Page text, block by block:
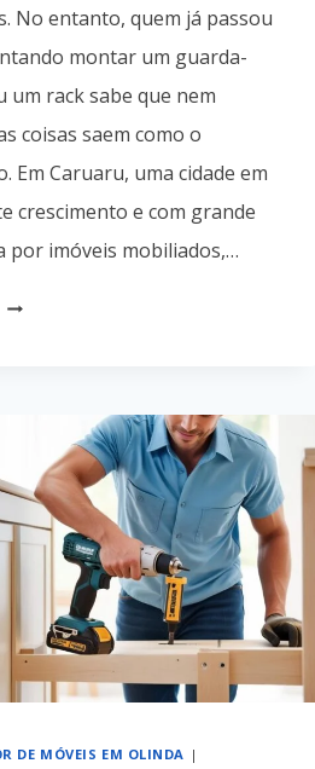
No entanto, quem já passou
montar um guarda-
um rack sabe que nem
coisas saem como o
Em Caruaru, uma cidade em
crescimento e com grande
por imóveis mobiliados,…
POR
MONTADOR
POUPAR
TEMPO
DE MÓVEIS EM OLINDA |